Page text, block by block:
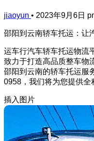
jiaoyun • 2023年9月6日
邵阳到云南轿车托运：让
运车行汽车轿车托运物流
致力于打造高品质整车物
邵阳到云南的轿车托运服
0958，我们将为您提供全
插入图片